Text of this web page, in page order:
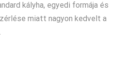
kályha, egyedi formája és
miatt nagyon kedvelt a